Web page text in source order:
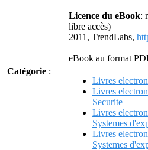
Licence du eBook:
libre accès)
2011, TrendLabs,
eBook au format
Catégorie :
Livres
Livres
Securite
Livres
Systemes
Livres
Systemes